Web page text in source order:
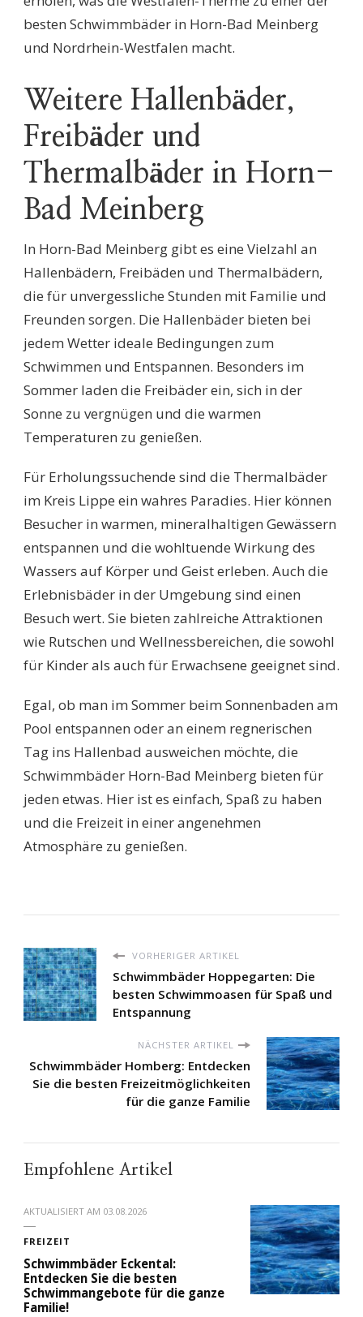
besten Schwimmbäder in Horn-Bad Meinberg
und Nordrhein-Westfalen macht.
Weitere Hallenbäder,
Freibäder und
Thermalbäder in Horn-
Bad Meinberg
In Horn-Bad Meinberg gibt es eine Vielzahl an
Hallenbädern, Freibäden und Thermalbädern,
die für unvergessliche Stunden mit Familie und
Freunden sorgen. Die Hallenbäder bieten bei
jedem Wetter ideale Bedingungen zum
Schwimmen und Entspannen. Besonders im
Sommer laden die Freibäder ein, sich in der
Sonne zu vergnügen und die warmen
Temperaturen zu genießen.
Für Erholungssuchende sind die Thermalbäder
im Kreis Lippe ein wahres Paradies. Hier können
Besucher in warmen, mineralhaltigen Gewässern
entspannen und die wohltuende Wirkung des
Wassers auf Körper und Geist erleben. Auch die
Erlebnisbäder in der Umgebung sind einen
Besuch wert. Sie bieten zahlreiche Attraktionen
wie Rutschen und Wellnessbereichen, die sowohl
für Kinder als auch für Erwachsene geeignet sind.
Egal, ob man im Sommer beim Sonnenbaden am
Pool entspannen oder an einem regnerischen
Tag ins Hallenbad ausweichen möchte, die
Schwimmbäder Horn-Bad Meinberg bieten für
jeden etwas. Hier ist es einfach, Spaß zu haben
und die Freizeit in einer angenehmen
Atmosphäre zu genießen.
VORHERIGER ARTIKEL
Schwimmbäder Hoppegarten: Die
besten Schwimmoasen für Spaß und
Entspannung
NÄCHSTER ARTIKEL
Schwimmbäder Homberg: Entdecken
Sie die besten Freizeitmöglichkeiten
für die ganze Familie
Empfohlene Artikel
AKTUALISIERT AM 03.08.2026
FREIZEIT
Schwimmbäder Eckental:
Entdecken Sie die besten
Schwimmangebote für die ganze
Familie!